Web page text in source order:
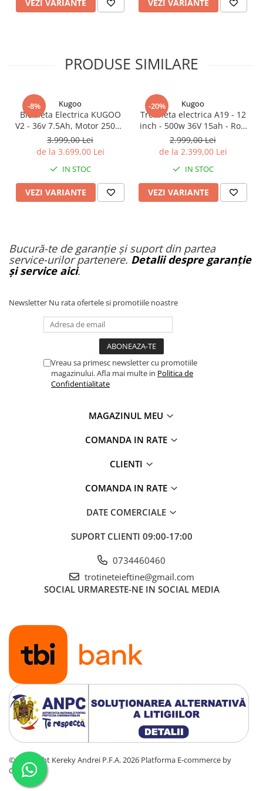
VEZI VARIANTE VEZI VARIANTE
PRODUSE SIMILARE
-8% Kugoo
Bicicleta Electrica KUGOO
V2 - 36v 7.5Ah, Motor 250W,
25Km/h, Roti 20''
3.999,00 Lei
de la 3.699,00 Lei
IN STOC
VEZI VARIANTE
-20% Kugoo
Trotineta electrica A19 - 12
inch - 500w 36V 15ah - Roti
Mari pentru off-road
2.999,00 Lei
de la 2.399,00 Lei
IN STOC
VEZI VARIANTE
Bucură-te de garanție și suport din partea
service-urilor partenere. Detalii despre garanție
și service aici.
Newsletter Nu rata ofertele si promotiile noastre
Vreau sa primesc newsletter cu promotiile
magazinului. Afla mai multe in Politica de
Confidentialitate
MAGAZINUL MEU
COMANDA IN RATE
CLIENTI
COMANDA IN RATE
DATE COMERCIALE
SUPORT CLIENTI 09:00-17:00
0734460460
trotineteieftine@gmail.com
SOCIAL URMARESTE-NE IN SOCIAL MEDIA
©Copyright Kereky Andrei P.F.A. 2026 Platforma E-commerce by
Gomag